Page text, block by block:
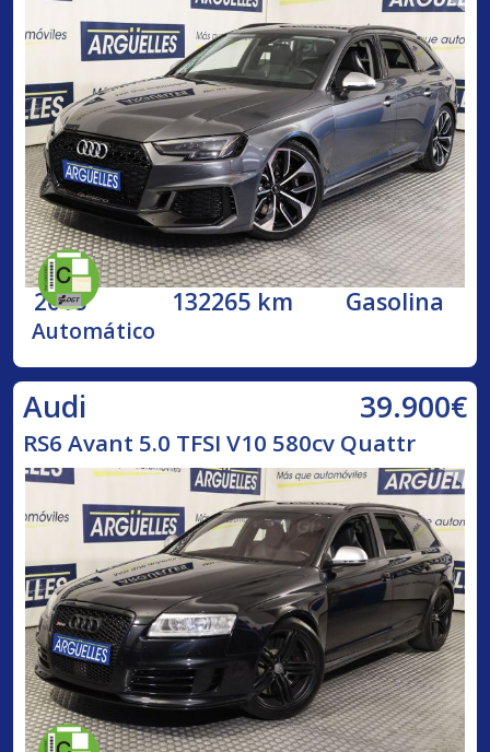
2018 132265 km Gasolina
Automático
Audi 39.900€
RS6 Avant 5.0 TFSI V10 580cv Quattr